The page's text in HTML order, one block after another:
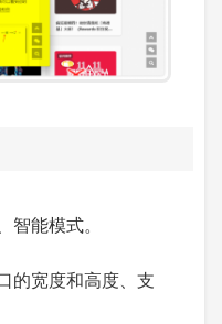
智能模式。
的宽度和高度、支